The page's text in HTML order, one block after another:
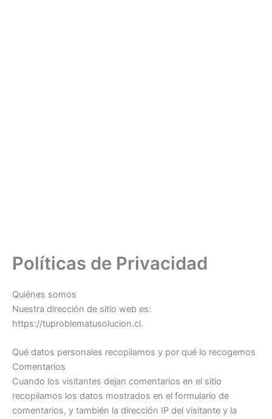
Políticas de Privacidad
Quiénes somos
Nuestra dirección de sitio web es:
https://tuproblematusolucion.cl.
Qué datos personales recopilamos y por qué lo recogemos
Comentarios
Cuando los visitantes dejan comentarios en el sitio
recopilamos los datos mostrados en el formulario de
comentarios, y también la dirección IP del visitante y la